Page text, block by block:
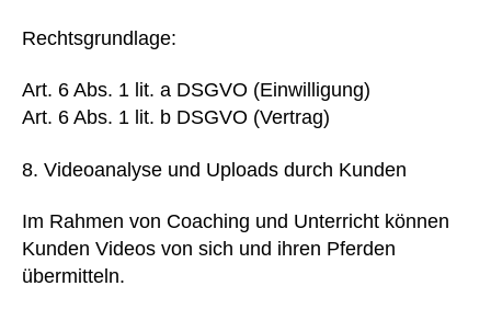
Rechtsgrundlage:
Art. 6 Abs. 1 lit. a DSGVO (Einwilligung)
Art. 6 Abs. 1 lit. b DSGVO (Vertrag)
Videoanalyse und Uploads durch Kunden
Im Rahmen von Coaching und Unterricht können
Kunden Videos von sich und ihren Pferden
übermitteln.